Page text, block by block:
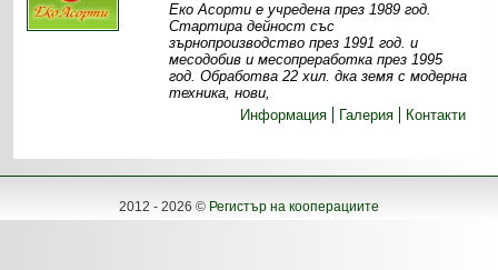
Еко Асорти е учредена през 1989 год.
Стартира дейност със
зърнопроизводство през 1991 год. и
месодобив и месопреработка през 1995
год. Обработва 22 хил. дка земя c модерна
техника, нови,
Информация
Галерия Контакти
2012 - 2026 © Регистър на кооперациите